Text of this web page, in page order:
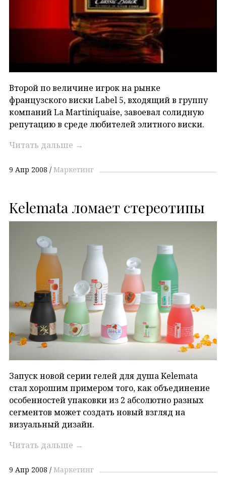
Второй по величине игрок на рынке
французского виски Label 5, входящий в группу
компаний La Martiniquaise, завоевал солидную
репутацию в среде любителей элитного виски.
Читать дальше →
9 Апр 2008 Маркетинг
Kelemata ломает стереотипы
Запуск новой серии гелей для душа Kelemata
стал хорошим примером того, как объединение
особенностей упаковки из 2 абсолютно разных
сегментов может создать новый взгляд на
визуальный дизайн.
Читать дальше →
9 Апр 2008 Маркетинг